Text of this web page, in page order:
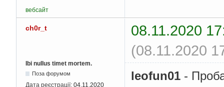
вебсайт
ch0r_t
08.11.2020
(08.11.2020
Ibi nullus timet mortem.
Поза форумом
Дата реєстрації: 04.11.2020
leofun01 -